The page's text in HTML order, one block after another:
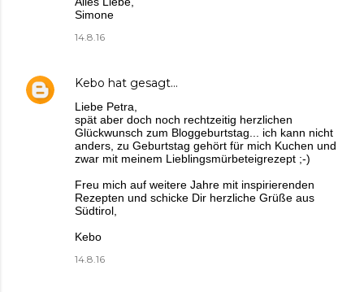
Simone
14.8.16
Kebo hat gesagt…
Liebe Petra,
spät aber doch noch rechtzeitig herzlichen
Glückwunsch zum Bloggeburtstag... ich kann nicht
anders, zu Geburtstag gehört für mich Kuchen und
zwar mit meinem Lieblingsmürbeteigrezept ;-)
Freu mich auf weitere Jahre mit inspirierenden
Rezepten und schicke Dir herzliche Grüße aus
Südtirol,
Kebo
14.8.16